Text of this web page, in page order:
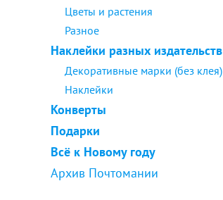
Цветы и растения
Разное
Наклейки разных издательств
Декоративные марки (без клея)
Наклейки
Конверты
Подарки
Всё к Новому году
Архив Почтомании